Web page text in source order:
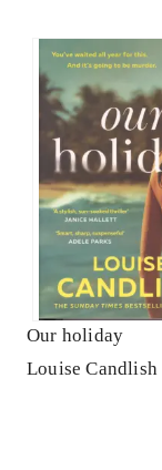
Our holiday
Louise Candlish